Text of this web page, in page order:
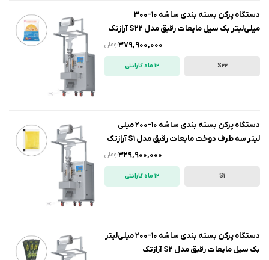
دستگاه پرکن بسته بندی ساشه 10-300
میلی‌لیتر بک سیل مایعات رقیق مدل S22 آرازتک
تومان379,900,000
S22 12 ماه گارانتی
دستگاه پرکن بسته بندی ساشه 10-200 میلی
لیتر سه طرف دوخت مایعات رقیق مدل S1 آرازتک
تومان329,900,000
S1 12 ماه گارانتی
دستگاه پرکن بسته بندی ساشه 10-200 میلی‌لیتر
بک سیل مایعات رقیق مدل S2 آرازتک